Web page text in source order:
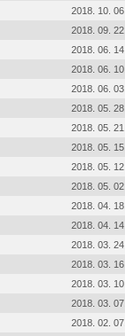
2018. 10. 06.
2018. 09. 22.
2018. 06. 14.
2018. 06. 10.
2018. 06. 03.
2018. 05. 28.
2018. 05. 21.
2018. 05. 15.
2018. 05. 12.
2018. 05. 02.
2018. 04. 18.
2018. 04. 14.
2018. 03. 24.
2018. 03. 16.
2018. 03. 10.
2018. 03. 07.
2018. 02. 07.